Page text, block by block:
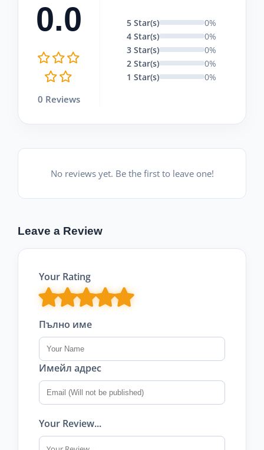
0.0
0 Reviews
5 Star(s)
0%
4 Star(s)
0%
3 Star(s)
0%
2 Star(s)
0%
1 Star(s)
0%
No reviews yet. Be the first to leave one!
Leave a Review
Your Rating
Пълно име
Имейл адрес
Your Review...